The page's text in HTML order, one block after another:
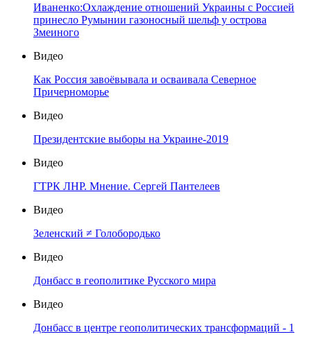
Иваненко:Охлаждение отношений Украины с Россией
принесло Румынии газоносный шельф у острова
Змеиного
Видео
Как Россия завоёвывала и осваивала Северное
Причерноморье
Видео
Президентские выборы на Украине-2019
Видео
ГТРК ЛНР. Мнение. Сергей Пантелеев
Видео
Зеленский ≠ Голобородько
Видео
Донбасс в геополитике Русского мира
Видео
Донбасс в центре геополитических трансформаций - 1